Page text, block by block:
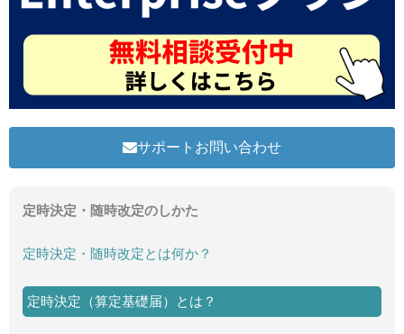
サポートお問い合わせ
定時決定・随時改定のしかた
定時決定・随時改定とは何か？
定時決定（算定基礎届）とは？